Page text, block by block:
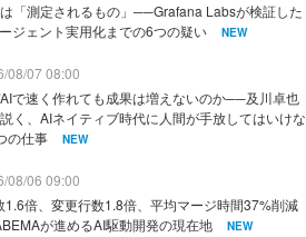
「測定されるもの」──Grafana Labsが検証した
ジェント実用化までの6つの疑い
NEW
08/07 08:00
で速く作れても成果は増えないのか──及川卓也
く、AIネイティブ時代に人間が手放してはいけな
の仕事
NEW
08/06 09:00
1.6倍、変更行数1.8倍、平均マージ時間37%削減
が進めるAI駆動開発の現在地
NEW